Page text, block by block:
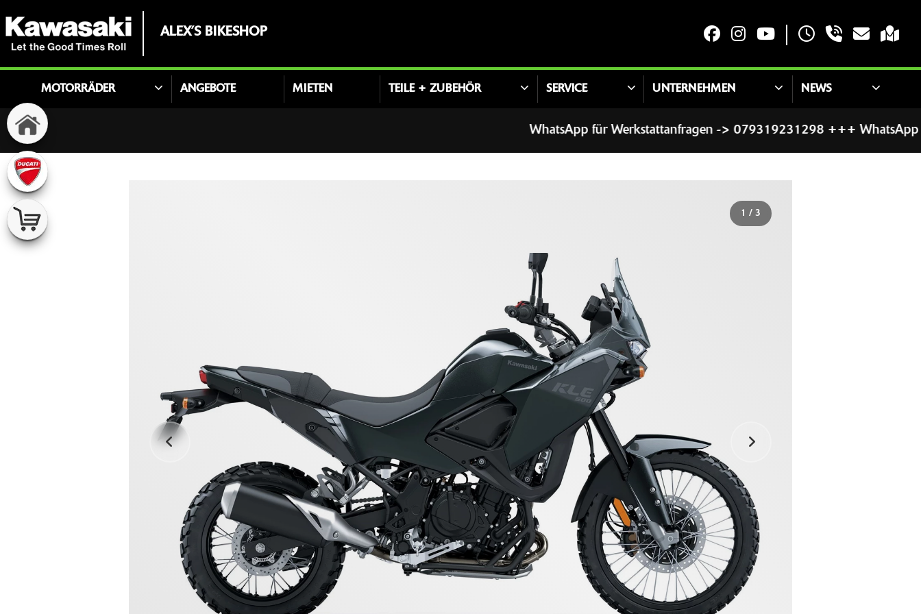
ALEX’S BIKESHOP
MOTORRÄDER ANGEBOTE MIETEN TEILE + ZUBEHÖR SERVICE UNTERNEHMEN NEWS
WhatsApp für Werkstattanfragen -> 079319231298 +++ WhatsApp für
1 / 3